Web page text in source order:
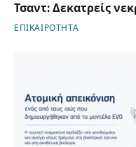
Τσαντ: Δεκατρείς
ΕΠΙΚΑΙΡΟΤΗΤΑ